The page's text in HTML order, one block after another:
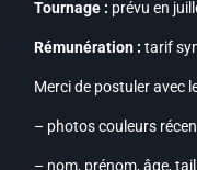
Tournage : prévu en
Rémunération : tarif
Merci de postuler avec
– photos couleurs
– nom, prénom, âge,